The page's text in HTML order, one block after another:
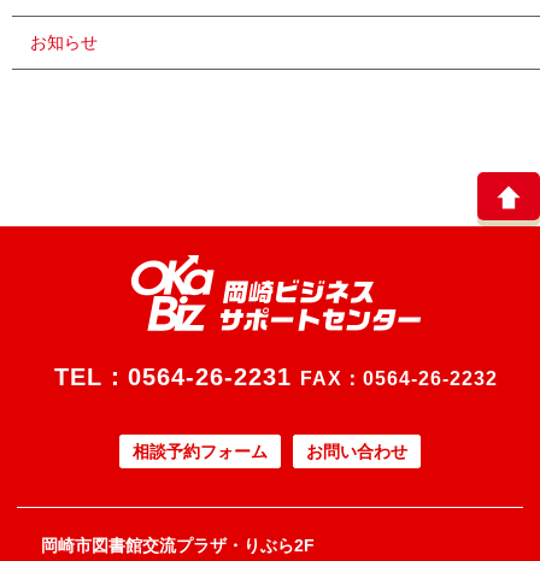
お知らせ
TEL： 0564-26-2231 FAX：0564-26-2232
相談予約フォーム お問い合わせ
岡崎市図書館交流プラザ・りぶら2F